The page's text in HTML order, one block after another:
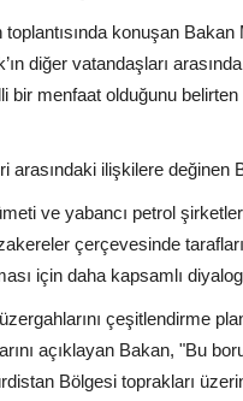
konuşan
diğer vatandaşları
bir menfaat olduğunu
arasındaki ilişkilere değinen
ve yabancı petrol
çerçevesinde
için daha kapsamlı
çeşitlendirme
açıklayan Bakan, "Bu
Bölgesi toprakları